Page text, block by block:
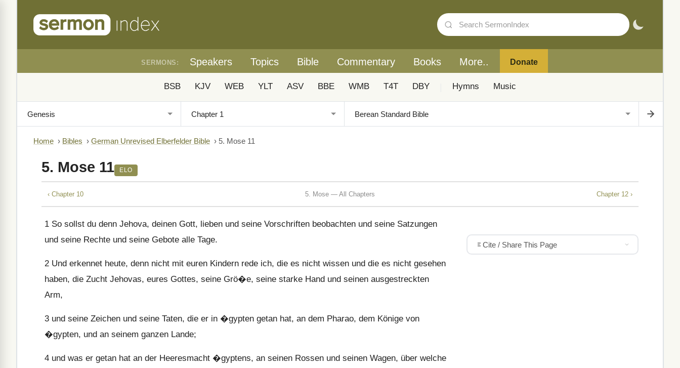
SERMONS: Speakers Topics Bible Commentary Books More.. Donate
BSB KJV WEB YLT ASV BBE WMB T4T DBY Hymns Music
Home › Bibles › German Unrevised Elberfelder Bible › 5. Mose 11
5. Mose 11 ELO
‹ Chapter 10 5. Mose — All Chapters Chapter 12 ›
1 So sollst du denn Jehova, deinen Gott, lieben und seine Vorschriften beobachten und seine Satzungen
und seine Rechte und seine Gebote alle Tage.
2 Und erkennet heute, denn nicht mit euren Kindern rede ich, die es nicht wissen und die es nicht gesehen
haben, die Zucht Jehovas, eures Gottes, seine Grö�e, seine starke Hand und seinen ausgestreckten
Arm,
3 und seine Zeichen und seine Taten, die er in �gypten getan hat, an dem Pharao, dem Könige von
�gypten, und an seinem ganzen Lande;
4 und was er getan hat an der Heeresmacht �gyptens, an seinen Rossen und seinen Wagen, über welche
Cite / Share This Page